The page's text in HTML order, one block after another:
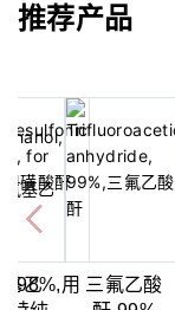
推荐产品
,98%,用
基乙
三氟乙酸